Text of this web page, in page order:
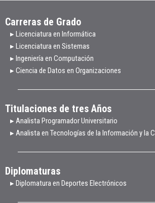
Carreras de Grado
▸ Licenciatura en Informática
▸ Licenciatura en Sistemas
▸ Ingeniería en Computación
▸ Ciencia de Datos en Organizaciones
Titulaciones de tres Años
▸ Analista Programador Universitario
▸ Analista en Tecnologías de la Información y la
Diplomaturas
▸ Diplomatura en Deportes Electrónicos